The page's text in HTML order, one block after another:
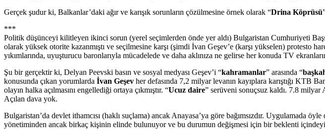
Gerçek şudur ki, Balkanlar’daki ağır ve karışık sorunların çözülmesine örnek olarak “Drina Köprüsü
***
Politik düşünceyi kilitleyen ikinci sorun (yerel seçimlerden önde yer aldı) Bulgaristan Cumhuriyeti
olarak yüksek otorite kazanmıştı ve seçilmesine karşı (şimdi İvan Geşev’e (karşı yükselen) protesto
yıkımlarında, uyuşturucu baronlarıyla mücadelede ve daha aklınıza ne gelirse her konuda TV
Şu bir gerçektir ki, Delyan Peevski basın ve sosyal medyası Geşev’i “kahramanlar” arasında “
konusunda çıkan yorumlarda İvan Geşev her defasında 7,2 milyar levanın kayıplara karıştığı KTB
olayın halka açılmasını engellediği ortaya çıkmıştır. “Ucuz daire” serüveni sonuçsuz kaldı. 7.8 milyar
Açılan dava yok.
Bulgaristan’da devlet ithamcısı (haklı suçlama) ancak Anayasa’ya göre bağımsızdır. Uygulamada
yönetiminden ancak birkaç kişinin elinde bulunuyor ve bu durumun değişmesi için bir beklenti